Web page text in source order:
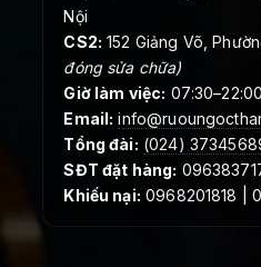
Nội
CS2: 152 Giảng Võ,
đóng sửa chữa)
Giờ làm việc:
Email:
Tổng đài: (024)
SĐT đặt hàng:
Khiếu nại: 0968201818 |